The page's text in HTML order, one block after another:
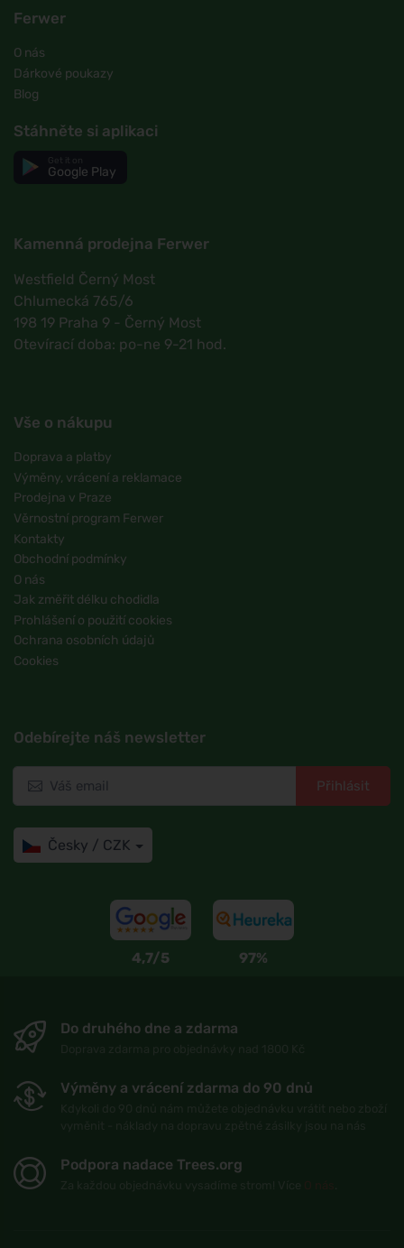
Ferwer
O nás
Dárkové poukazy
Blog
Stáhněte si aplikaci
Google Play
Kamenná prodejna Ferwer
Westfield Černý Most
Chlumecká 765/6
198 19 Praha 9 - Černý Most
Otevírací doba: po-ne 9-21 hod.
Vše o nákupu
Doprava a platby
Výměny, vrácení a reklamace
Prodejna v Praze
Věrnostní program Ferwer
Kontakty
Obchodní podmínky
O nás
Jak změřit délku chodidla
Prohlášení o použití cookies
Ochrana osobních údajů
Cookies
Odebírejte náš newsletter
Přihlásit
Česky / CZK
4,7/5 97%
Do druhého dne a zdarma
Výměny a vrácení zdarma do 90 dnů
Podpora nadace Trees.org